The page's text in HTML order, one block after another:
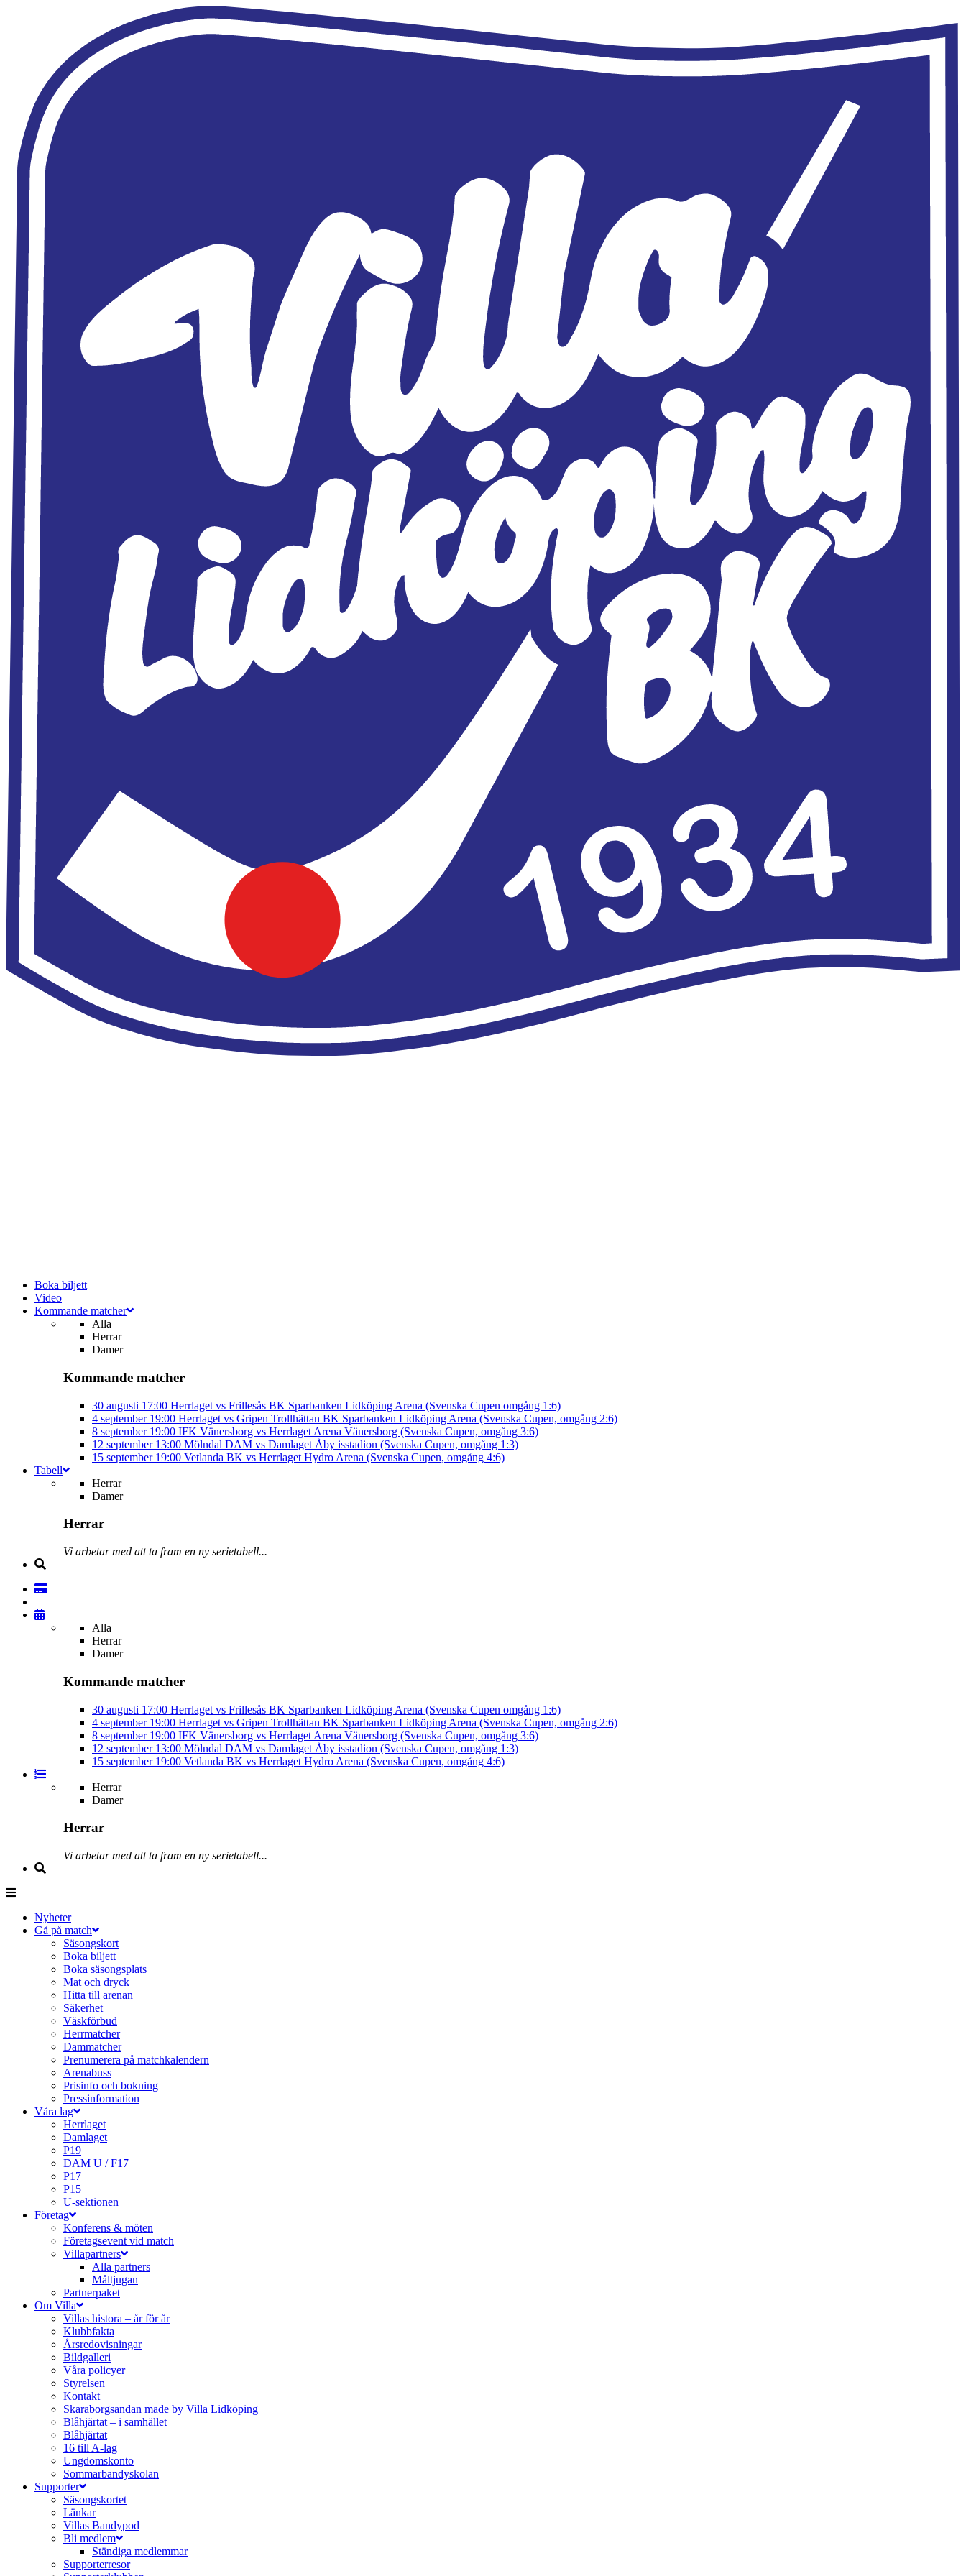
Boka biljett
Video
Kommande matcher
Alla
Herrar
Damer
Kommande matcher
30 augusti 17:00 Herrlaget vs Frillesås BK Sparbanken Lidköping Arena (Svenska Cupen omgång 1:6)
4 september 19:00 Herrlaget vs Gripen Trollhättan BK Sparbanken Lidköping Arena (Svenska Cupen, omgång 2:6)
8 september 19:00 IFK Vänersborg vs Herrlaget Arena Vänersborg (Svenska Cupen, omgång 3:6)
12 september 13:00 Mölndal DAM vs Damlaget Åby isstadion (Svenska Cupen, omgång 1:3)
15 september 19:00 Vetlanda BK vs Herrlaget Hydro Arena (Svenska Cupen, omgång 4:6)
Tabell
Herrar
Damer
Herrar
Vi arbetar med att ta fram en ny serietabell...
Alla
Herrar
Damer
Kommande matcher
30 augusti 17:00 Herrlaget vs Frillesås BK Sparbanken Lidköping Arena (Svenska Cupen omgång 1:6)
4 september 19:00 Herrlaget vs Gripen Trollhättan BK Sparbanken Lidköping Arena (Svenska Cupen, omgång 2:6)
8 september 19:00 IFK Vänersborg vs Herrlaget Arena Vänersborg (Svenska Cupen, omgång 3:6)
12 september 13:00 Mölndal DAM vs Damlaget Åby isstadion (Svenska Cupen, omgång 1:3)
15 september 19:00 Vetlanda BK vs Herrlaget Hydro Arena (Svenska Cupen, omgång 4:6)
Herrar
Damer
Herrar
Vi arbetar med att ta fram en ny serietabell...
Nyheter
Gå på match
Säsongskort
Boka biljett
Boka säsongsplats
Mat och dryck
Hitta till arenan
Säkerhet
Väskförbud
Herrmatcher
Dammatcher
Prenumerera på matchkalendern
Arenabuss
Prisinfo och bokning
Pressinformation
Våra lag
Herrlaget
Damlaget
P19
DAM U / F17
P17
P15
U-sektionen
Företag
Konferens & möten
Företagsevent vid match
Villapartners
Alla partners
Måltjugan
Partnerpaket
Om Villa
Villas histora – år för år
Klubbfakta
Årsredovisningar
Bildgalleri
Våra policyer
Styrelsen
Kontakt
Skaraborgsandan made by Villa Lidköping
Blåhjärtat – i samhället
Blåhjärtat
16 till A-lag
Ungdomskonto
Sommarbandyskolan
Supporter
Säsongskortet
Länkar
Villas Bandypod
Bli medlem
Ständiga medlemmar
Supporterresor